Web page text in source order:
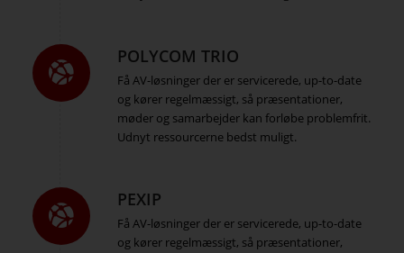
POLYCOM TRIO
Få AV-løsninger der er servicerede, up-to-date
og kører regelmæssigt, så præsentationer,
møder og samarbejder kan forløbe problemfrit.
Udnyt ressourcerne bedst muligt.
PEXIP
Få AV-løsninger der er servicerede, up-to-date
og kører regelmæssigt, så præsentationer,